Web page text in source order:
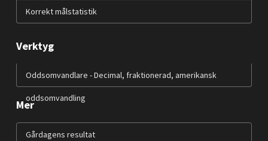
Korrekt målstatistik
Verktyg
Oddsomvandlare - Decimal, fraktionerad, amerikansk
oddsomvandling
Mer
Gårdagens resultat